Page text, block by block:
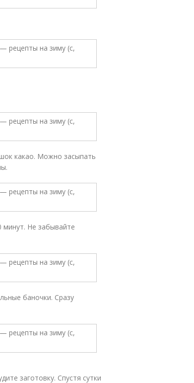
какао. Можно засыпать
минут. Не забывайте
баночки. Сразу
заготовку. Спустя сутки